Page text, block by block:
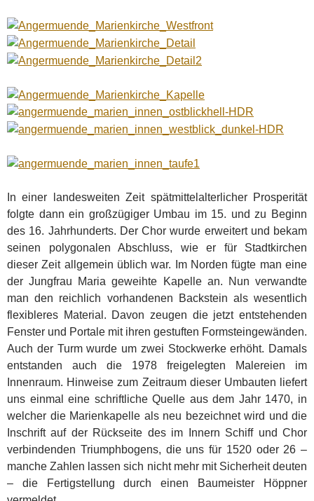
In einer landesweiten Zeit spätmittelalterlicher Prosperität
folgte dann ein großzügiger Umbau im 15. und zu Beginn
des 16. Jahrhunderts. Der Chor wurde erweitert und bekam
seinen polygonalen Abschluss, wie er für Stadtkirchen
dieser Zeit allgemein üblich war. Im Norden fügte man eine
der Jungfrau Maria geweihte Kapelle an. Nun verwandte
man den reichlich vorhandenen Backstein als wesentlich
flexibleres Material. Davon zeugen die jetzt entstehenden
Fenster und Portale mit ihren gestuften Formsteingewänden.
Auch der Turm wurde um zwei Stockwerke erhöht. Damals
entstanden auch die 1978 freigelegten Malereien im
Innenraum. Hinweise zum Zeitraum dieser Umbauten liefert
uns einmal eine schriftliche Quelle aus dem Jahr 1470, in
welcher die Marienkapelle als neu bezeichnet wird und die
Inschrift auf der Rückseite des im Innern Schiff und Chor
verbindenden Triumphbogens, die uns für 1520 oder 26 –
manche Zahlen lassen sich nicht mehr mit Sicherheit deuten
– die Fertigstellung durch einen Baumeister Höppner